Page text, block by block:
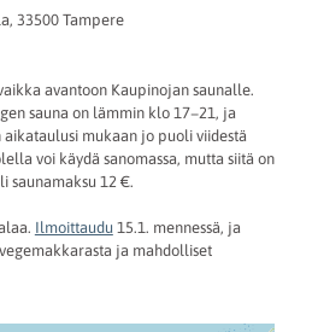
33500 Tampere
avantoon Kaupinojan saunalle.
sauna on lämmin klo 17−21, ja
mukaan jo puoli viidestä
voi käydä sanomassa, mutta siitä on
saunamaksu 12 €.
Ilmoittaudu15.1. mennessä, ja
ja mahdolliset